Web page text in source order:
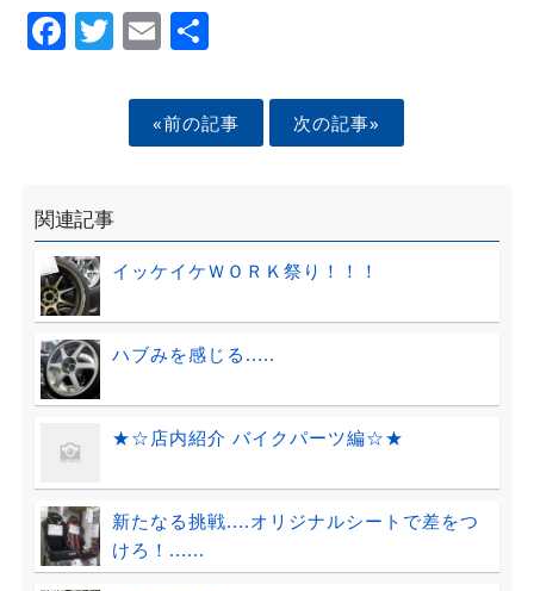
Facebook
Twitter
EmailShare
«前の記事 次の記事»
関連記事
イッケイケＷＯＲＫ祭り！！！
ハブみを感じる.....
★☆店内紹介 バイクパーツ編☆★
新たなる挑戦....オリジナルシートで差をつ
けろ！......